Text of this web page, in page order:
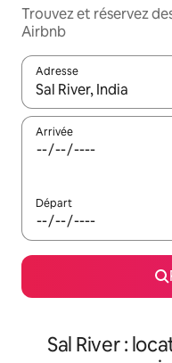
Trouvez et réservez
Airbnb
Adresse
Lorsque les résultats
Arrivée
Départ
Sal River :